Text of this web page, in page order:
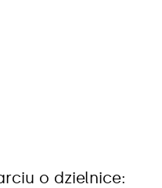
o dzielnice: